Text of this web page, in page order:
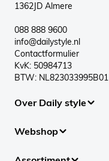
1362JD Almere
088 888 9600
info@dailystyle.nl
Contactformulier
KvK: 50984713
BTW: NL823033995B01
Over Daily style
Webshop